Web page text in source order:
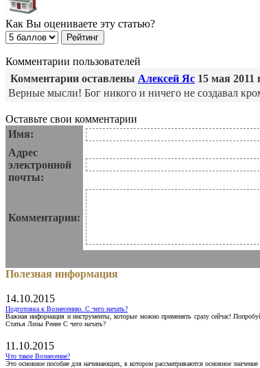
Как Вы оцениваете эту статью?
Комментарии пользователей
Комментарии оставлены Алексей Яс 15 мая 2011
Верные мысли! Бог никого и ничего не создавал
Оставьте свои комментарии
Имя:
Адрес
электронной
почты:
Комментарии:
Полезная информация
14.10.2015
Подготовка к Вознесению. С чего начать?
Важная информация и инструменты, которые можно применять сразу сейчас!
Статья Лизы Ренее С чего начать?
11.10.2015
Что такое Вознесение?
Это основное пособие для начинающих, в котором рассматриваются основное